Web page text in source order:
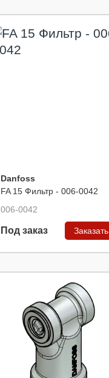
Danfoss
FA 15 Фильтр - 006-0042
006-0042
Под заказ Заказать